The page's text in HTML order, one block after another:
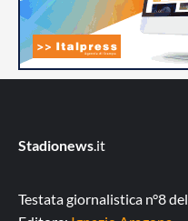
Stadionews.it
Testata giornalistica n°8